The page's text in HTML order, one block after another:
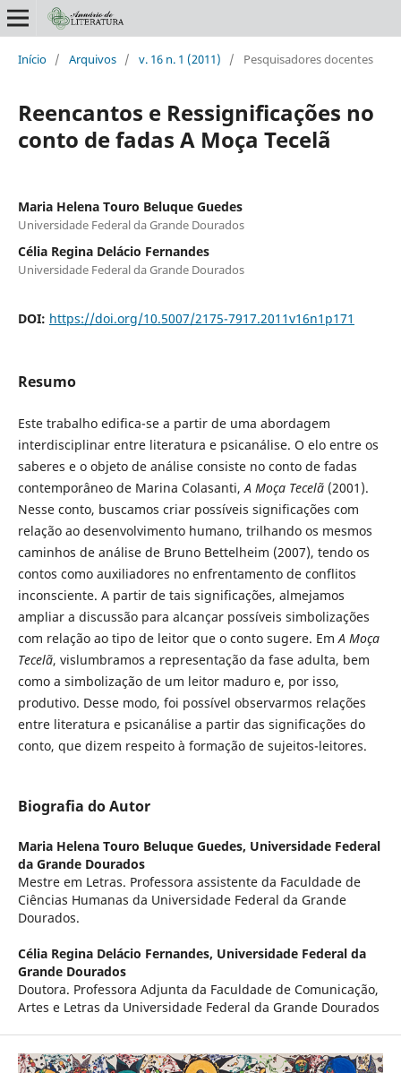
Início / Arquivos / v. 16 n. 1 (2011) / Pesquisadores docentes
Reencantos e Ressignificações no
conto de fadas A Moça Tecelã
Maria Helena Touro Beluque Guedes
Universidade Federal da Grande Dourados
Célia Regina Delácio Fernandes
Universidade Federal da Grande Dourados
DOI: https://doi.org/10.5007/2175-7917.2011v16n1p171
Resumo
Este trabalho edifica-se a partir de uma abordagem
interdisciplinar entre literatura e psicanálise. O elo entre os
saberes e o objeto de análise consiste no conto de fadas
contemporâneo de Marina Colasanti,A Moça Tecelã (2001).
Nesse conto, buscamos criar possíveis significações com
relação ao desenvolvimento humano, trilhando os mesmos
caminhos de análise de Bruno Bettelheim (2007), tendo os
contos como auxiliadores no enfrentamento de conflitos
inconsciente. A partir de tais significações, almejamos
ampliar a discussão para alcançar possíveis simbolizações
com relação ao tipo de leitor que o conto sugere. EmA Moça
Tecelã, vislumbramos a representação da fase adulta, bem
como a simbolização de um leitor maduro e, por isso,
produtivo. Desse modo, foi possível observarmos relações
entre literatura e psicanálise a partir das significações do
conto, que dizem respeito à formação de sujeitos-leitores.
Biografia do Autor
Maria Helena Touro Beluque Guedes, Universidade Federal
da Grande Dourados
Mestre em Letras. Professora assistente da Faculdade de
Ciências Humanas da Universidade Federal da Grande
Dourados.
Célia Regina Delácio Fernandes, Universidade Federal da
Grande Dourados
Doutora. Professora Adjunta da Faculdade de Comunicação,
Artes e Letras da Universidade Federal da Grande Dourados